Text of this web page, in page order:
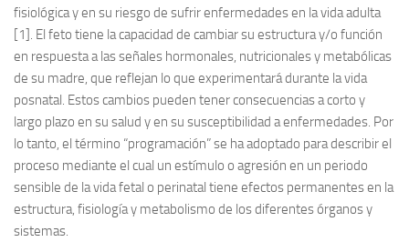
fisiológica y en su riesgo de sufrir enfermedades en la vida adulta
[1]. El feto tiene la capacidad de cambiar su estructura y/o función
en respuesta a las señales hormonales, nutricionales y metabólicas
de su madre, que reflejan lo que experimentará durante la vida
posnatal. Estos cambios pueden tener consecuencias a corto y
largo plazo en su salud y en su susceptibilidad a enfermedades. Por
lo tanto, el término “programación” se ha adoptado para describir el
proceso mediante el cual un estímulo o agresión en un periodo
sensible de la vida fetal o perinatal tiene efectos permanentes en la
estructura, fisiología y metabolismo de los diferentes órganos y
sistemas.